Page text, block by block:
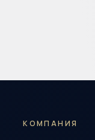
КОМПАНИЯ